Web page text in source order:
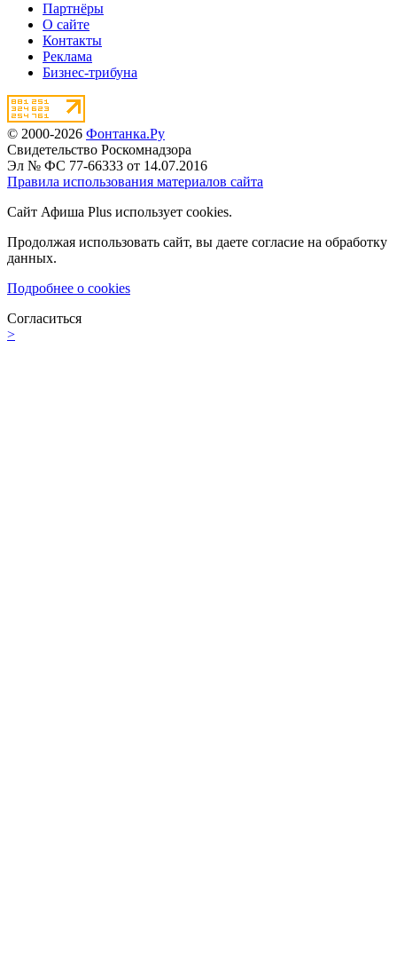
Партнёры
О сайте
Контакты
Реклама
Бизнес-трибуна
© 2000-2026 Фонтанка.Ру
Свидетельство Роскомнадзора
Эл № ФС 77-66333 от 14.07.2016
Правила использования материалов сайта
Сайт Афиша Plus использует cookies.
Продолжая использовать сайт, вы даете согласие на обработку
данных.
Подробнее о cookies
Согласиться
>